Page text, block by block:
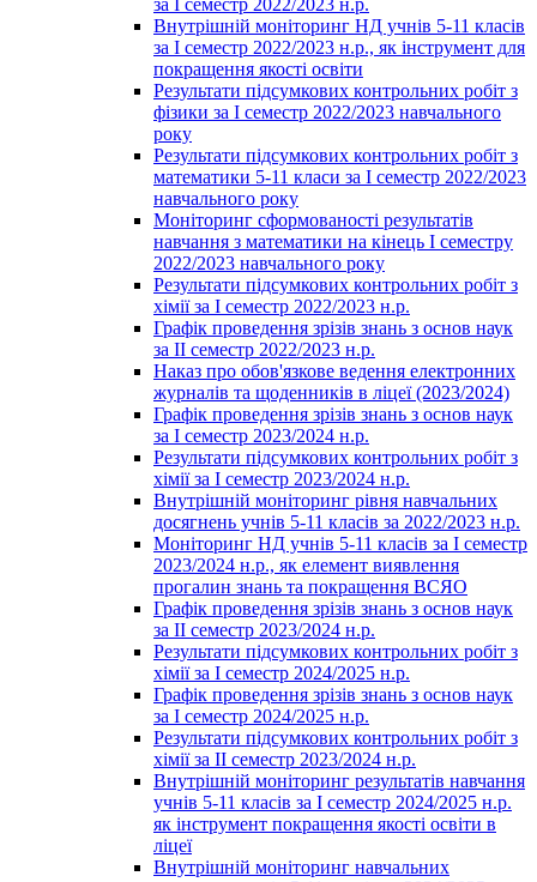
Внутрішній моніторинг НД учнів 5-11 класів
за І семестр 2022/2023 н.р., як інструмент для
покращення якості освіти
Результати підсумкових контрольних робіт з
фізики за І семестр 2022/2023 навчального
року
Результати підсумкових контрольних робіт з
математики 5-11 класи за І семестр 2022/2023
навчального року
Моніторинг сформованості результатів
навчання з математики на кінець І семестру
2022/2023 навчального року
Результати підсумкових контрольних робіт з
хімії за І семестр 2022/2023 н.р.
Графік проведення зрізів знань з основ наук
за ІІ семестр 2022/2023 н.р.
Наказ про обов'язкове ведення електронних
журналів та щоденників в ліцеї (2023/2024)
Графік проведення зрізів знань з основ наук
за І семестр 2023/2024 н.р.
Результати підсумкових контрольних робіт з
хімії за І семестр 2023/2024 н.р.
Внутрішній моніторинг рівня навчальних
досягнень учнів 5-11 класів за 2022/2023 н.р.
Моніторинг НД учнів 5-11 класів за І семестр
2023/2024 н.р., як елемент виявлення
прогалин знань та покращення ВСЯО
Графік проведення зрізів знань з основ наук
за ІІ семестр 2023/2024 н.р.
Результати підсумкових контрольних робіт з
хімії за І семестр 2024/2025 н.р.
Графік проведення зрізів знань з основ наук
за І семестр 2024/2025 н.р.
Результати підсумкових контрольних робіт з
хімії за ІІ семестр 2023/2024 н.р.
Внутрішній моніторинг результатів навчання
учнів 5-11 класів за І семестр 2024/2025 н.р.
як інструмент покращення якості освіти в
ліцеї
Внутрішній моніторинг навчальних